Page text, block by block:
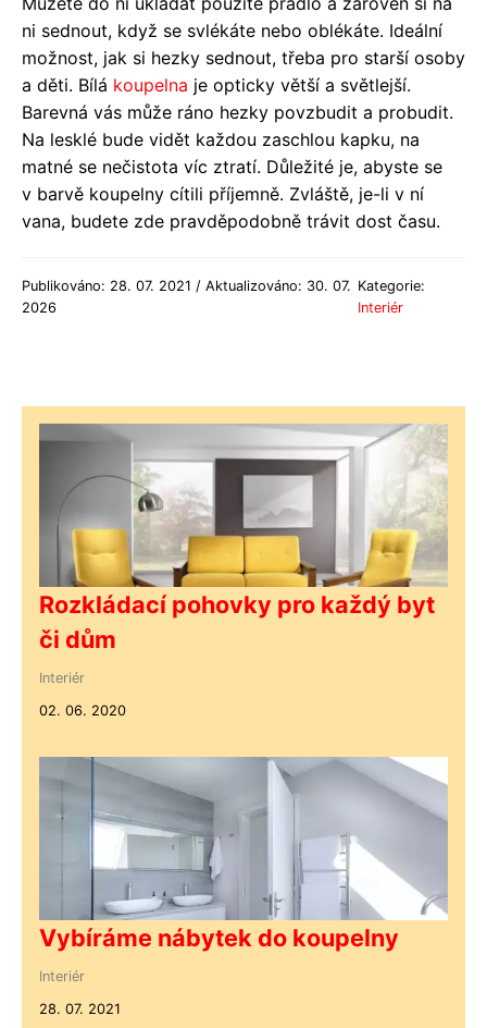
ni sednout, když se svlékáte nebo oblékáte. Ideální
možnost, jak si hezky sednout, třeba pro starší osoby
a děti. Bílá koupelna je opticky větší a světlejší.
Barevná vás může ráno hezky povzbudit a probudit.
Na lesklé bude vidět každou zaschlou kapku, na
matné se nečistota víc ztratí. Důležité je, abyste se
v barvě koupelny cítili příjemně. Zvláště, je-li v ní
vana, budete zde pravděpodobně trávit dost času.
Publikováno: 28. 07. 2021 / Aktualizováno: 30. 07.
2026
Kategorie:
Interiér
Rozkládací pohovky pro každý byt
či dům
Interiér
02. 06. 2020
Vybíráme nábytek do koupelny
Interiér
28. 07. 2021